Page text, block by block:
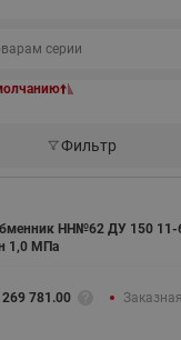
Фильтр
НН№62 ДУ 150 11-
1,0 МПа
269 781.00